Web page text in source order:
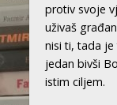
protiv svoje
uživaš
nisi ti, tada
jedan bivši
istim ciljem.